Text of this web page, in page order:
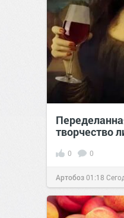
творчество
0 0
Артобоз01:18